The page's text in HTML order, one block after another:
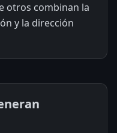
otros combinan la
y la dirección